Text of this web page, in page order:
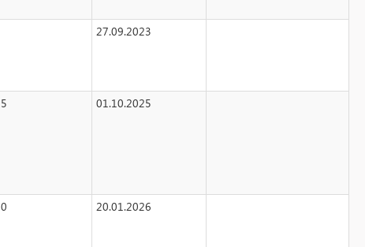
27.09.2023
01.10.2025
20.01.2026